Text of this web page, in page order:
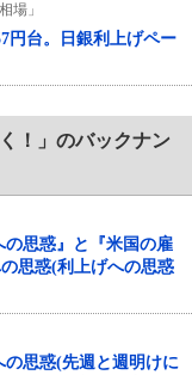
場」
円台。日銀利上げペー
！」のバックナン
思惑』と『米国の雇
思惑(利上げへの思惑
思惑(先週と週明けに